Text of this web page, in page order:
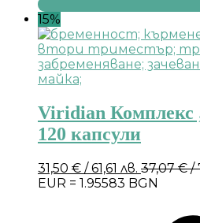
15%
Viridian Комплекс
120 капсули
31,50 € / 61,61 лв. 37,07€/
EUR = 1.95583 BGN